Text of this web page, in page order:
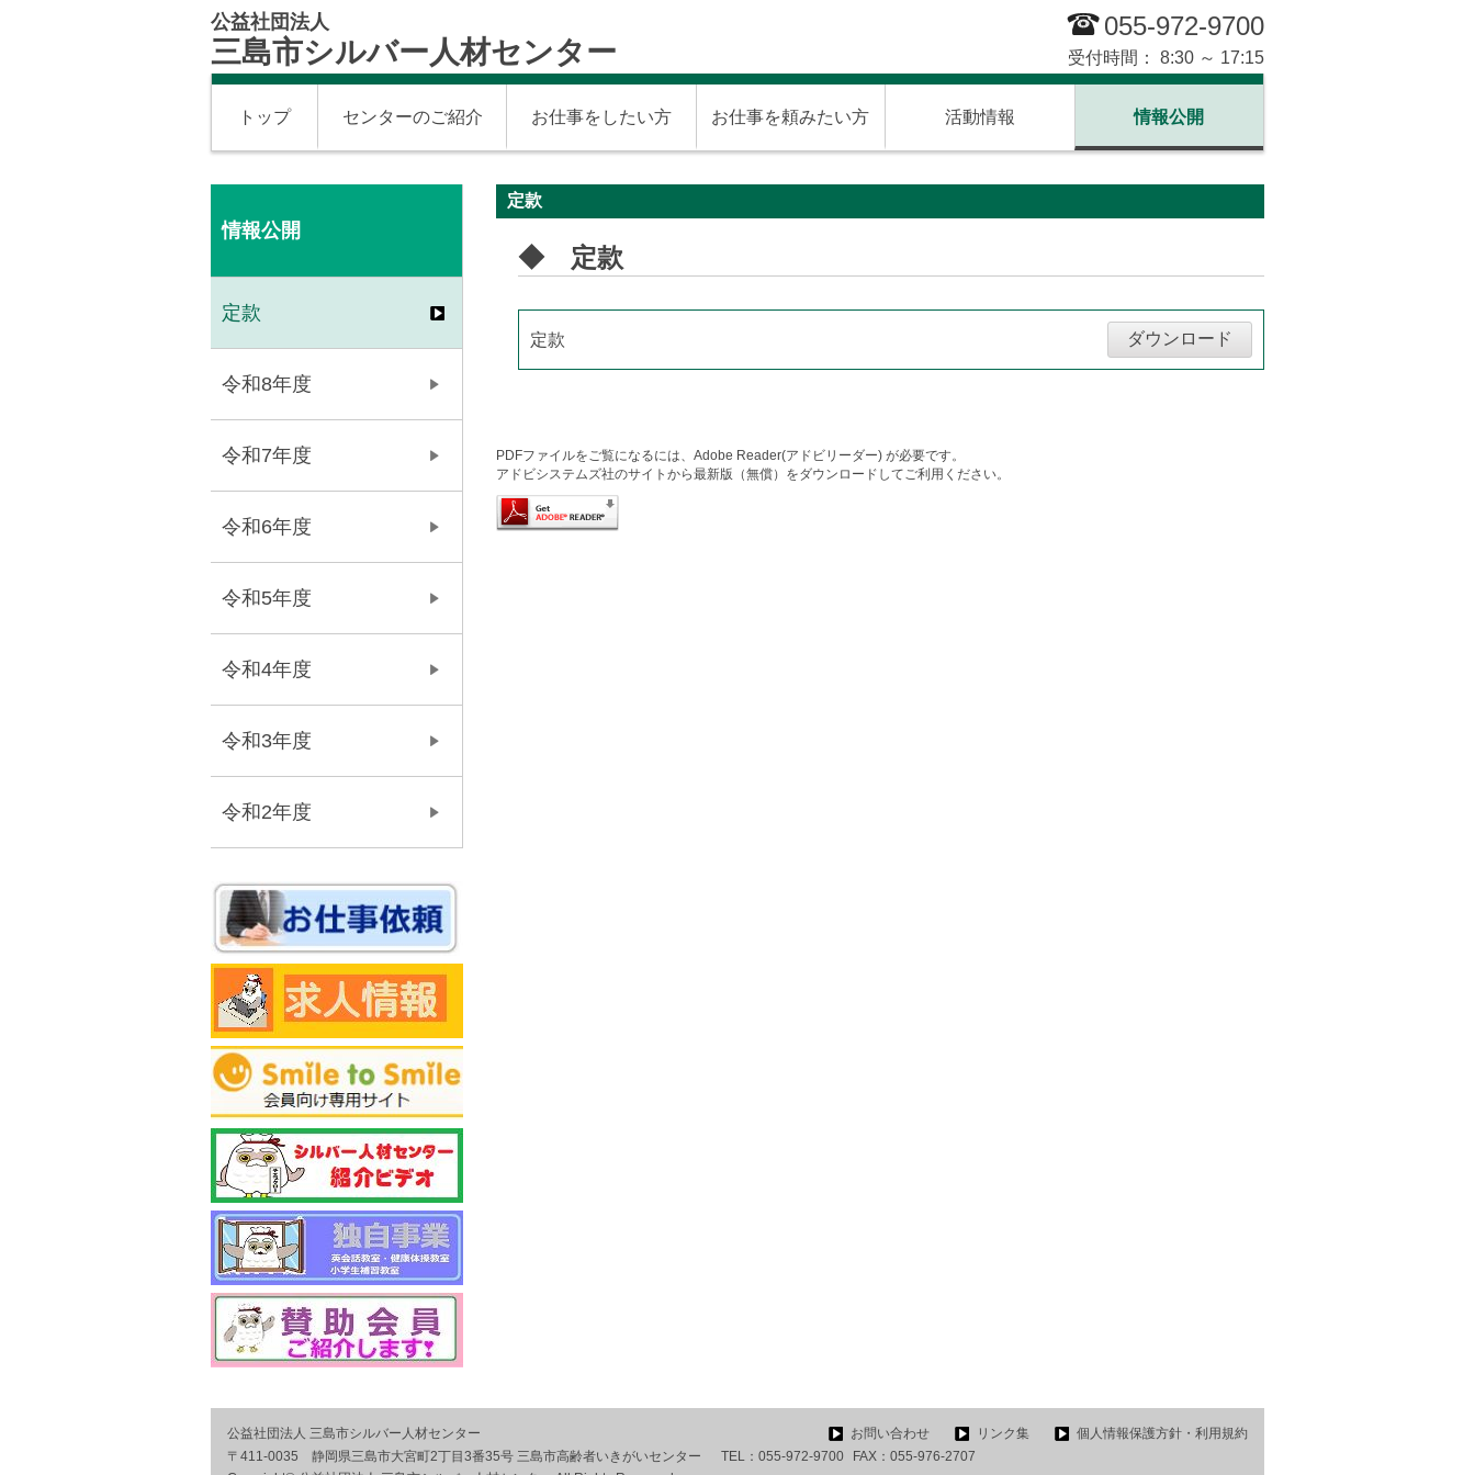
公益社団法人
三島市シルバー人材センター
055-972-9700
受付時間： 8:30 ～ 17:15
トップ センターのご紹介 お仕事をしたい方 お仕事を頼みたい方 活動情報 情報公開
定款
◆ 定款
定款 ダウンロード
PDFファイルをご覧になるには、Adobe Reader(アドビリーダー) が必要です。
アドビシステムズ社のサイトから最新版（無償）をダウンロードしてご利用ください。
情報公開
定款
令和8年度
令和7年度
令和6年度
令和5年度
令和4年度
令和3年度
令和2年度
公益社団法人 三島市シルバー人材センター
〒411-0035 静岡県三島市大宮町2丁目3番35号 三島市高齢者いきがいセンター
TEL： 055-972-9700 FAX： 055-976-2707
お問い合わせ リンク集 個人情報保護方針・利用規約